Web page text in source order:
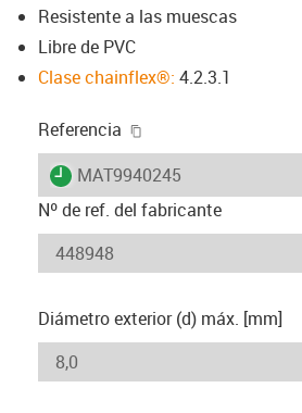
Resistente a las muescas
Libre de PVC
Clase chainflex®: 4.2.3.1
Referencia
igus-icon-lieferzeit
MAT9940245
Nº de ref. del fabricante
Diámetro exterior (d) máx. [mm]